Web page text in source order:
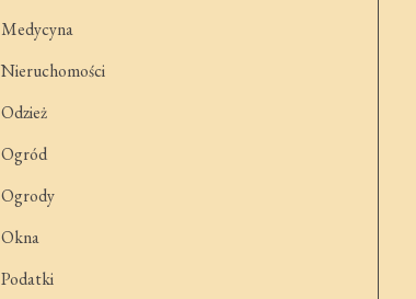
Medycyna
Nieruchomości
Odzież
Ogród
Ogrody
Okna
Podatki